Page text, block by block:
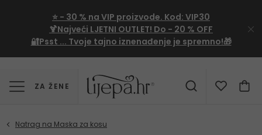
⭐ - 30 % na VIP proizvode. Kod: VIP30
🍹Najveći LJETNI OUTLET! Do - 20 % OFF
🔐Psst ... Tvoje tajno iznenađenje je spremno!🎁
ZA ŽENE